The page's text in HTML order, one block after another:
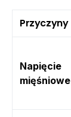
Przyczyny
Napięcie
mięśniowe